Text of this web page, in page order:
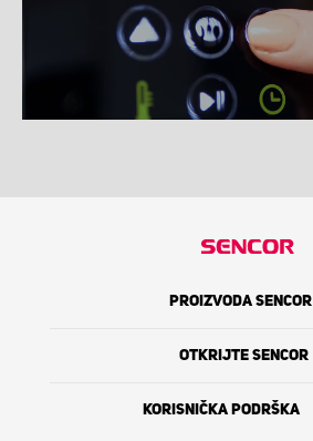
PROIZVODA SENCOR
OTKRIJTE SENCOR
KORISNIČKA PODRŠKA